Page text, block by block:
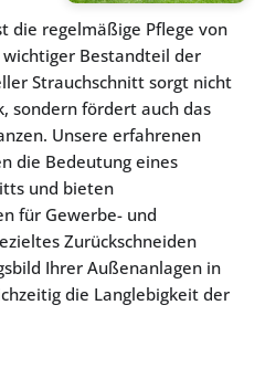
die regelmäßige Pflege von
Bestandteil der
Strauchschnitt sorgt nicht
sondern fördert auch das
Unsere erfahrenen
die Bedeutung eines
und bieten
für Gewerbe- und
Zurückschneiden
Ihrer Außenanlagen in
die Langlebigkeit der